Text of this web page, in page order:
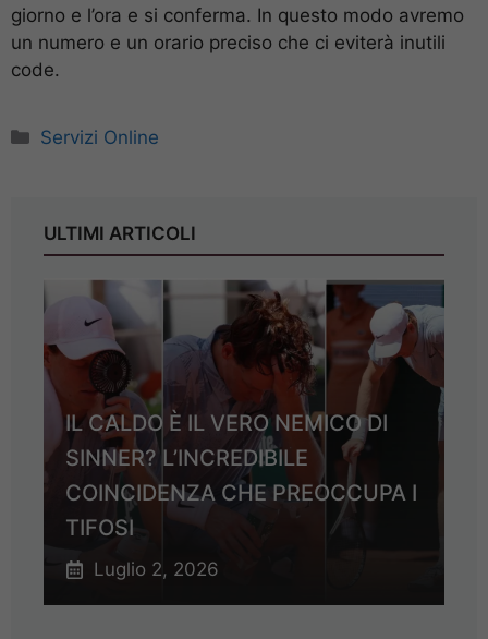
giorno e l’ora e si conferma. In questo modo avremo
un numero e un orario preciso che ci eviterà inutili
code.
Categorie
Servizi Online
ULTIMI ARTICOLI
IL CALDO È IL VERO NEMICO DI
SINNER? L’INCREDIBILE
COINCIDENZA CHE PREOCCUPA I
TIFOSI
Luglio 2, 2026